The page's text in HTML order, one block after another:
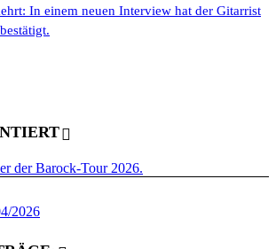
In einem neuen Interview hat der Gitarrist